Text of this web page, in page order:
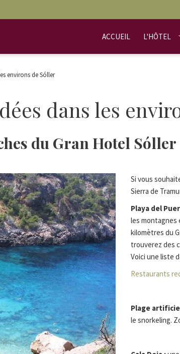
ACCUEIL L'HÔTEL
environs de Sóller
dans les
du Gran Hotel Sóller
Si vous
Sierra de
Playa del
les montagnes
kilomètres du
trouverez des
Voici une liste
Restaurants
Plage
le snorkeling.